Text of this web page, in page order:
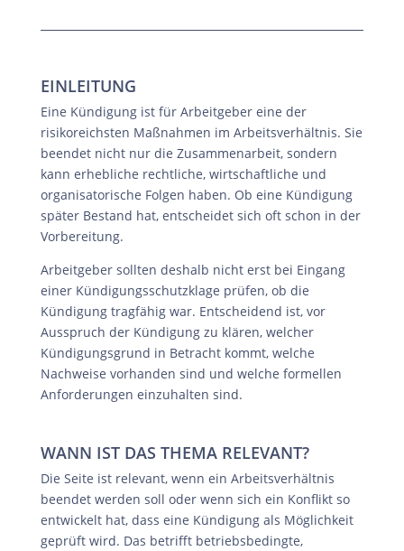
EINLEITUNG
Eine Kündigung ist für Arbeitgeber eine der
risikoreichsten Maßnahmen im Arbeitsverhältnis. Sie
beendet nicht nur die Zusammenarbeit, sondern
kann erhebliche rechtliche, wirtschaftliche und
organisatorische Folgen haben. Ob eine Kündigung
später Bestand hat, entscheidet sich oft schon in der
Vorbereitung.
Arbeitgeber sollten deshalb nicht erst bei Eingang
einer Kündigungsschutzklage prüfen, ob die
Kündigung tragfähig war. Entscheidend ist, vor
Ausspruch der Kündigung zu klären, welcher
Kündigungsgrund in Betracht kommt, welche
Nachweise vorhanden sind und welche formellen
Anforderungen einzuhalten sind.
WANN IST DAS THEMA RELEVANT?
Die Seite ist relevant, wenn ein Arbeitsverhältnis
beendet werden soll oder wenn sich ein Konflikt so
entwickelt hat, dass eine Kündigung als Möglichkeit
geprüft wird. Das betrifft betriebsbedingte,